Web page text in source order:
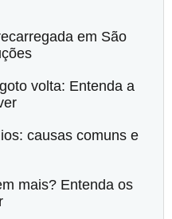
em São
volta: Entenda a
causas comuns e
mais? Entenda os